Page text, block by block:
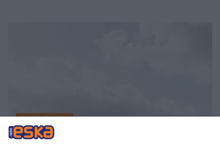
SINICE ATAKUJĄ
Znów zakazy kąpieli w Bałtyku! Oto lista